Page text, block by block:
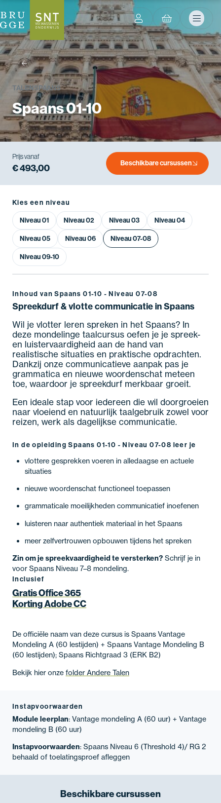
Prijs vanaf
€ 493,00 Beschikbare cursussen
terug
TALEN SPAANS
Spaans 01-10
Kies een niveau
Niveau 01 Niveau 02 Niveau 03 Niveau 04
Niveau 05 Niveau 06 Niveau 07-08
Niveau 09-10
Inhoud van Spaans 01-10 - Niveau 07-08
Spreekdurf & vlotte communicatie in Spaans
Wil je vlotter leren spreken in het Spaans? In
deze mondelinge taalcursus oefen je je spreek-
en luistervaardigheid aan de hand van
realistische situaties en praktische opdrachten.
Dankzij onze communicatieve aanpak pas je
grammatica en nieuwe woordenschat meteen
toe, waardoor je spreekdurf merkbaar groeit.
Een ideale stap voor iedereen die wil doorgroeien
naar vloeiend en natuurlijk taalgebruik zowel voor
reizen, werk als dagelijkse communicatie.
In de opleiding Spaans 01-10 - Niveau 07-08 leer je
vlottere gesprekken voeren in alledaagse en actuele
situaties
nieuwe woordenschat functioneel toepassen
grammaticale moeilijkheden communicatief inoefenen
luisteren naar authentiek materiaal in het Spaans
meer zelfvertrouwen opbouwen tijdens het spreken
Zin om je spreekvaardigheid te versterken? Schrijf je in
voor Spaans Niveau 7–8 mondeling.
Inclusief
Gratis Office 365
Korting Adobe CC
De officiële naam van deze cursus is Spaans Vantage
Mondeling A (60 lestijden) + Spaans Vantage Mondeling B
(60 lestijden); Spaans Richtgraad 3 (ERK B2)
Bekijk hier onze folder Andere Talen
Instapvoorwaarden
Module leerplan: Vantage mondeling A (60 uur) + Vantage
mondeling B (60 uur)
Instapvoorwaarden: Spaans Niveau 6 (Threshold 4)/ RG 2
behaald of toelatingsproef afleggen
Beschikbarecursussen